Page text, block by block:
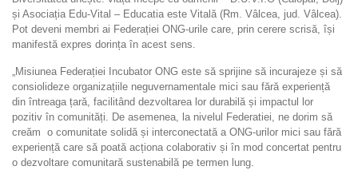
și Asociația Edu-Vital – Educatia este Vitală (Rm. Vâlcea, jud. Vâlcea).
Pot deveni membri ai Federației ONG-urile care, prin cerere scrisă, își
manifestă expres dorința în acest sens.
„Misiunea Federației Incubator ONG este să sprijine să incurajeze și să
consiolideze organizațiile neguvernamentale mici sau fără experiență
din întreaga țară, facilitând dezvoltarea lor durabilă și impactul lor
pozitiv în comunități. De asemenea, la nivelul Federatiei, ne dorim să
creăm o comunitate solidă și interconectată a ONG-urilor mici sau fără
experiență care să poată acționa colaborativ și în mod concertat pentru
o dezvoltare comunitară sustenabilă pe termen lung.